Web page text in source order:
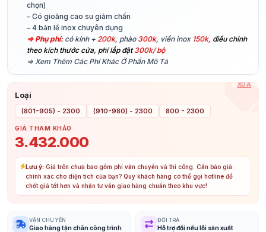
chọn)
– Có gioăng cao su giảm chấn
– 4 bản lề inox chuyên dụng
⇒ Phụ phí:có kính + 200k, phào 300k, viền inox 150k, điều chỉnh
theo kích thước cửa, phí lắp đặt300k/ bộ
⇒ Xem Thêm Các Phí Khác Ở Phần Mô Tả
Loại
(801-905) - 2300 (910-980) - 2300 800 - 2300
XÓA
GIÁ THAM KHẢO
3.432.000
Lưu ý: Giá trên chưa bao gồm phí vận chuyển và thi công. Cần báo giá
chính xác cho diện tích của bạn? Quý khách hàng có thể gọi hotline để
chốt giá tốt hơn và nhận tư vấn giao hàng chuẩn theo khu vực!
VẬN CHUYỂN
Giao hàng tận chân công trình
ĐỔI TRẢ
Hỗ trợ đổi nếu lỗi sản xuất